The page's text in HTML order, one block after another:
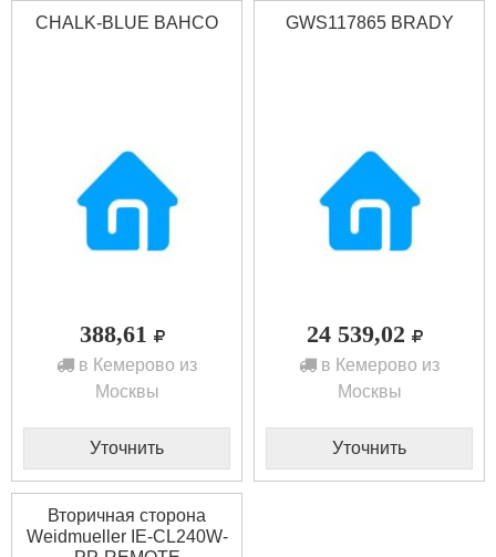
CHALK-BLUE BAHCO
388,61
в Кемерово из
Москвы
Уточнить
GWS117865 BRADY
24 539,02
в Кемерово из
Москвы
Уточнить
Вторичная сторона
Weidmueller IE-CL240W-